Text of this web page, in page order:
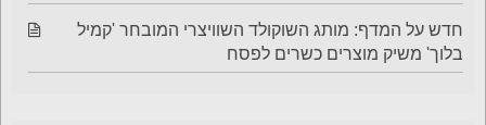
חדש על המדף: מותג השוקולד השוויצרי המובחר 'קמיל
בלוך' משיק מוצרים כשרים לפסח